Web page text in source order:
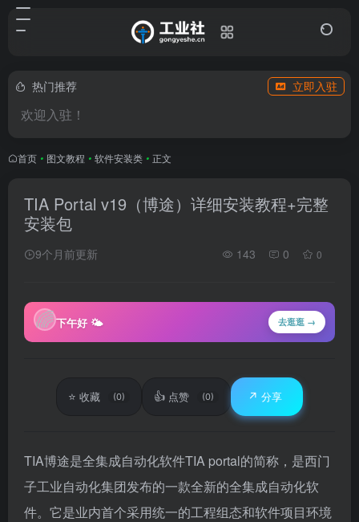
热门推荐 立即入驻
欢迎入驻！
首页 • 图文教程 • 软件安装类 • 正文
TIA Portal v19（博途）详细安装教程+完整
安装包
9个月前更新 143 0 0
🌈下午好 🌤 去逛逛 →
⭐ 收藏 (0) 👍 点赞 (0) ↗️ 分享
TIA博途是全集成自动化软件TIA portal的简称，是西门
子工业自动化集团发布的一款全新的全集成自动化软
件。它是业内首个采用统一的工程组态和软件项目环境